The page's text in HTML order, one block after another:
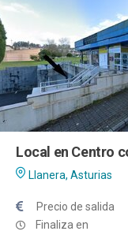
Llanera, Asturias
Precio de salida
Finaliza en